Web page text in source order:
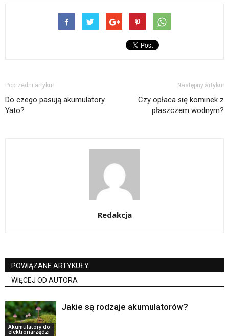
Poprzedni artykuł
Do czego pasują akumulatory
Yato?
Następny artykuł
Czy opłaca się kominek z
płaszczem wodnym?
Redakcja
POWIĄZANE ARTYKUŁY
WIĘCEJ OD AUTORA
Akumulatory do
elektronarzędzi
Jakie są rodzaje akumulatorów?